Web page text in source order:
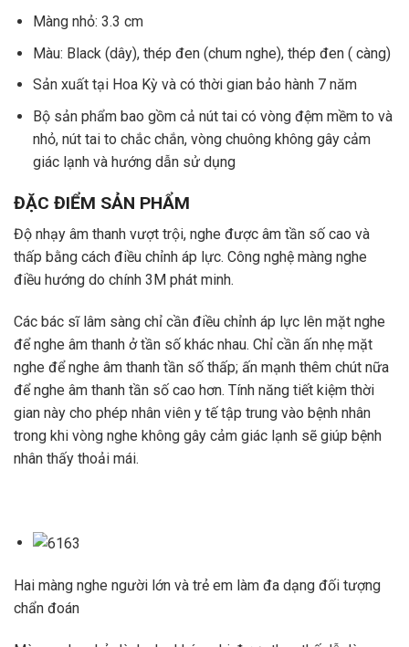
Màng nhỏ: 3.3 cm
Màu: Black (dây), thép đen (chum nghe), thép đen ( càng)
Sản xuất tại Hoa Kỳ và có thời gian bảo hành 7 năm
Bộ sản phẩm bao gồm cả nút tai có vòng đệm mềm to và
nhỏ, nút tai to chắc chắn, vòng chuông không gây cảm
giác lạnh và hướng dẫn sử dụng
ĐẶC ĐIỂM SẢN PHẨM
Độ nhạy âm thanh vượt trội, nghe được âm tần số cao và
thấp bằng cách điều chỉnh áp lực. Công nghệ màng nghe
điều hướng do chính 3M phát minh.
Các bác sĩ lâm sàng chỉ cần điều chỉnh áp lực lên mặt nghe
để nghe âm thanh ở tần số khác nhau. Chỉ cần ấn nhẹ mặt
nghe để nghe âm thanh tần số thấp; ấn mạnh thêm chút nữa
để nghe âm thanh tần số cao hơn. Tính năng tiết kiệm thời
gian này cho phép nhân viên y tế tập trung vào bệnh nhân
trong khi vòng nghe không gây cảm giác lạnh sẽ giúp bệnh
nhân thấy thoải mái.
Hai màng nghe người lớn và trẻ em làm đa dạng đối tượng
chẩn đoán